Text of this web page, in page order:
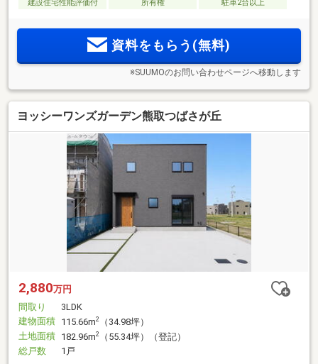
建設住宅性能評価付 所有権 駐車2台以上
資料をもらう(無料)
※SUUMOのお問い合わせページへ移動します
ヨッシーワンズガーデン熊取つばさが丘
2,880万円
間取り
3LDK
建物面積 115.66m2
（34.98坪）
土地面積 182.96m2
（55.34坪）（登記）
総戸数
1戸